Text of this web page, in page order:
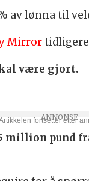
av lønna til
Mirror
være gjort.
million pund